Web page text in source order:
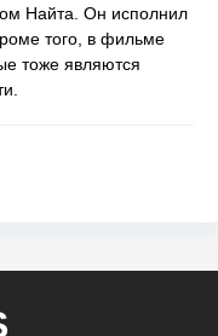
Найта. Он исполнил
того, в фильме
тоже являются